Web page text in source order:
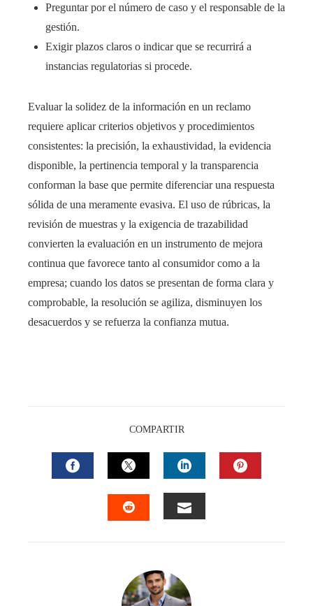
Preguntar por el número de caso y el responsable de la
gestión.
Exigir plazos claros o indicar que se recurrirá a
instancias regulatorias si procede.
Evaluar la solidez de la información en un reclamo
requiere aplicar criterios objetivos y procedimientos
consistentes: la precisión, la exhaustividad, la evidencia
disponible, la pertinencia temporal y la transparencia
conforman la base que permite diferenciar una respuesta
sólida de una meramente evasiva. El uso de rúbricas, la
revisión de muestras y la exigencia de trazabilidad
convierten la evaluación en un instrumento de mejora
continua que favorece tanto al consumidor como a la
empresa; cuando los datos se presentan de forma clara y
comprobable, la resolución se agiliza, disminuyen los
desacuerdos y se refuerza la confianza mutua.
COMPARTIR
FACEBOOKTWITTERLINKEDIN